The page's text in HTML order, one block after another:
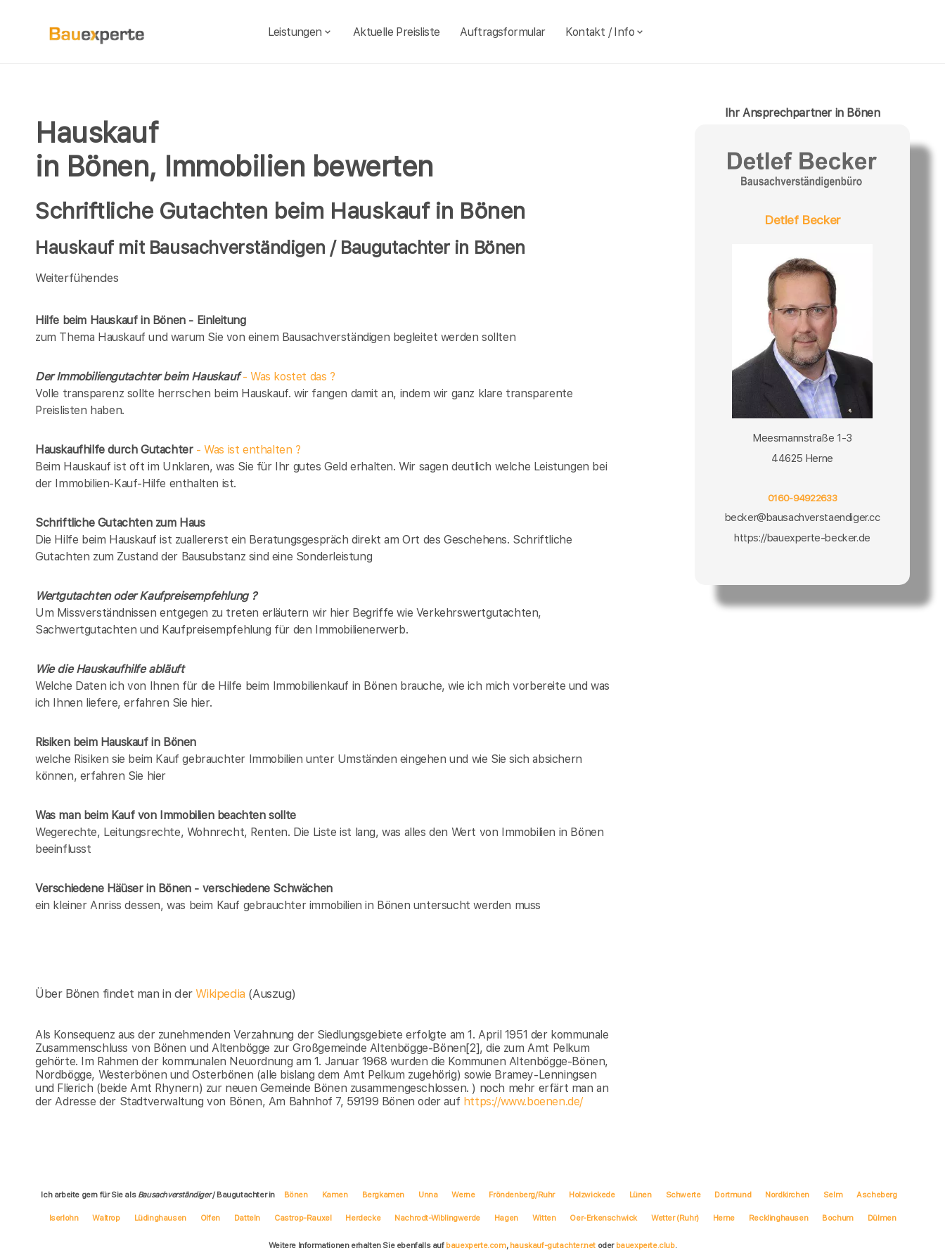
Leistungen Aktuelle Preisliste Auftragsformular Kontakt / Info
Hauskauf
in Bönen, Immobilien bewerten
Schriftliche Gutachten beim Hauskauf in Bönen
Hauskauf mit Bausachverständigen / Baugutachter in Bönen
Weiterfühendes
Hilfe beim Hauskauf in Bönen - Einleitung
zum Thema Hauskauf und warum Sie von einem Bausachverständigen begleitet werden sollten
Der Immobiliengutachter beim Hauskauf- Was kostet das ?
Volle transparenz sollte herrschen beim Hauskauf. wir fangen damit an, indem wir ganz klare transparente
Preislisten haben.
Hauskaufhilfe durch Gutachter- Was ist enthalten ?
Beim Hauskauf ist oft im Unklaren, was Sie für Ihr gutes Geld erhalten. Wir sagen deutlich welche Leistungen bei
der Immobilien-Kauf-Hilfe enthalten ist.
Schriftliche Gutachten zum Haus
Die Hilfe beim Hauskauf ist zuallererst ein Beratungsgespräch direkt am Ort des Geschehens. Schriftliche
Gutachten zum Zustand der Bausubstanz sind eine Sonderleistung
Wertgutachten oder Kaufpreisempfehlung ?
Um Missverständnissen entgegen zu treten erläutern wir hier Begriffe wie Verkehrswertgutachten,
Sachwertgutachten und Kaufpreisempfehlung für den Immobilienerwerb.
Wie die Hauskaufhilfe abläuft
Welche Daten ich von Ihnen für die Hilfe beim Immobilienkauf in Bönen brauche, wie ich mich vorbereite und was
ich Ihnen liefere, erfahren Sie hier.
Risiken beim Hauskaufin Bönen
welche Risiken sie beim Kauf gebrauchter Immobilien unter Umständen eingehen und wie Sie sich absichern
können, erfahren Sie hier
Was man beim Kauf von Immobilien beachten sollte
Wegerechte, Leitungsrechte, Wohnrecht, Renten. Die Liste ist lang, was alles den Wert von Immobilien in Bönen
beeinflusst
Verschiedene Häüser in Bönen - verschiedene Schwächen
ein kleiner Anriss dessen, was beim Kauf gebrauchter immobilien in Bönen untersucht werden muss
Über Bönen findet man in derWikipedia (Auszug)
Als Konsequenz aus der zunehmenden Verzahnung der Siedlungsgebiete erfolgte am 1. April 1951 der kommunale
Zusammenschluss von Bönen und Altenbögge zur Großgemeinde Altenbögge-Bönen[2], die zum Amt Pelkum
gehörte. Im Rahmen der kommunalen Neuordnung am 1. Januar 1968 wurden die Kommunen Altenbögge-Bönen,
Nordbögge, Westerbönen und Osterbönen (alle bislang dem Amt Pelkum zugehörig) sowie Bramey-Lenningsen
und Flierich (beide Amt Rhynern) zur neuen Gemeinde Bönen zusammengeschlossen. ) noch mehr erfärt man an
der Adresse der Stadtverwaltung von Bönen, Am Bahnhof 7, 59199 Bönen oder auf https://www.boenen.de/
Ihr Ansprechpartner in Bönen
Detlef Becker
Meesmannstraße 1-3
44625 Herne
0160-94922633
becker@bausachverstaendiger.cc
https://bauexperte-becker.de
Ich arbeite gern für Sie als Bausachverständiger/ Baugutachter in Bönen Kamen Bergkamen Unna Werne Fröndenberg/Ruhr Holzwickede Lünen Schwerte Dortmund Nordkirchen Selm Ascheberg
Iserlohn Waltrop Lüdinghausen Olfen Datteln Castrop-Rauxel Herdecke Nachrodt-Wiblingwerde Hagen Witten Oer-Erkenschwick Wetter (Ruhr) Herne Recklinghausen Bochum Dülmen
Weitere Informationen erhalten Sie ebenfalls auf bauexperte.com, hauskauf-gutachter.net oder bauexperte.club.